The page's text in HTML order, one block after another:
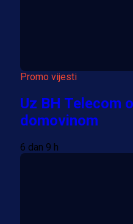
Promo vijesti
Uz BH Telecom
domovinom
6 dan 9 h